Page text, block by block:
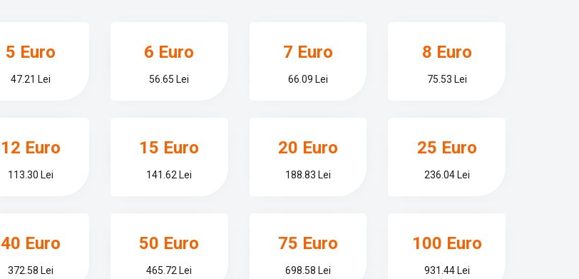
5 Euro
47.21 Lei
6 Euro
56.65 Lei
7 Euro
66.09 Lei
8 Euro
75.53 Lei
12 Euro
113.30 Lei
15 Euro
141.62 Lei
20 Euro
188.83 Lei
25 Euro
236.04 Lei
40 Euro
372.58 Lei
50 Euro
465.72 Lei
75 Euro
698.58 Lei
100 Euro
931.44 Lei